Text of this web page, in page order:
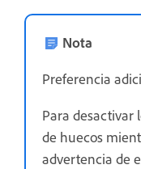
Nota
Preferencia
Para desactivar
de huecos
advertencia de